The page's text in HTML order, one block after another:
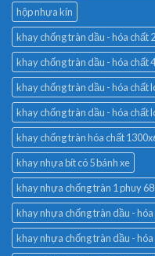
hộp nhựa kín
khay chống tràn dầu - hóa chất
khay chống tràn dầu - hóa chất
khay chống tràn dầu - hóa chất
khay chống tràn dầu - hóa chất
khay chống tràn hóa chất
khay nhựa bít có 5 bánh xe
khay nhựa chống tràn 1 phuy
khay nhựa chống tràn dầu -
khay nhựa chống tràn dầu -